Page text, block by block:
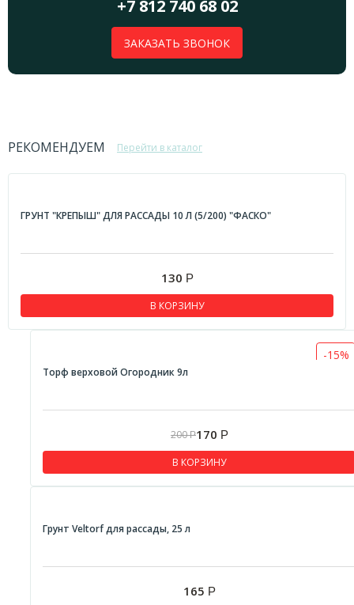
+7 812 740 68 02
ЗАКАЗАТЬ ЗВОНОК
РЕКОМЕНДУЕМ Перейти в каталог
ГРУНТ "КРЕПЫШ" ДЛЯ РАССАДЫ 10 Л (5/200) "ФАСКО"
130 Р
В КОРЗИНУ
-15%
Торф верховой Огородник 9л
200Р170 Р
В КОРЗИНУ
Грунт Veltorf для рассады, 25 л
165 Р